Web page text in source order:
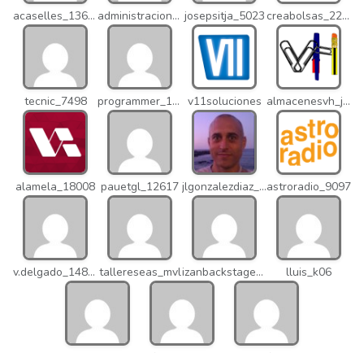
acaselles_13670 administracion_nhd josepsitja_5023 creabolsas_22110
tecnic_7498 programmer_12837 v11soluciones almacenesvh_jo2
alamela_18008 pauetgl_12617 jlgonzalezdiaz_12316astroradio_9097
v.delgado_14821 tallereseas_mvl izanbackstage_14556 lluis_k06